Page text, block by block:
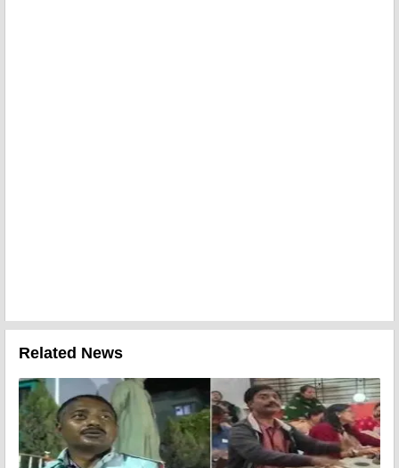
Related News